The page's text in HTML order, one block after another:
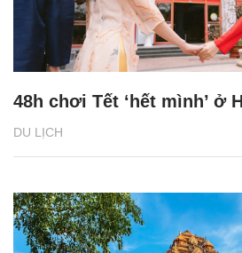
DU LỊCH
48h chơi Tết ‘hết mình’ ở